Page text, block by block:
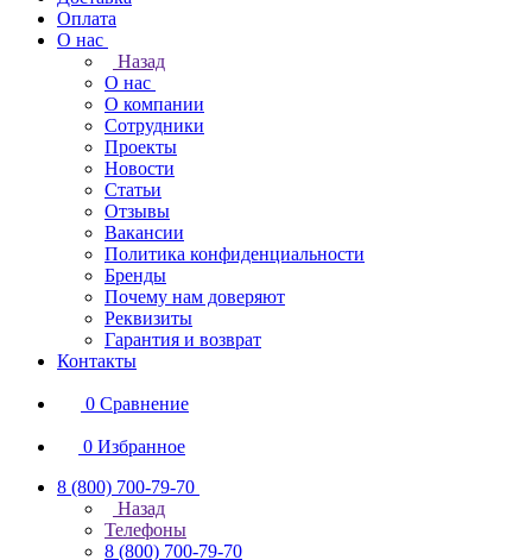
Оплата
О нас
Назад
О нас
О компании
Сотрудники
Проекты
Новости
Статьи
Отзывы
Вакансии
Политика конфиденциальности
Бренды
Почему нам доверяют
Реквизиты
Гарантия и возврат
Контакты
0 Сравнение
0 Избранное
8 (800) 700-79-70
Назад
Телефоны
8 (800) 700-79-70